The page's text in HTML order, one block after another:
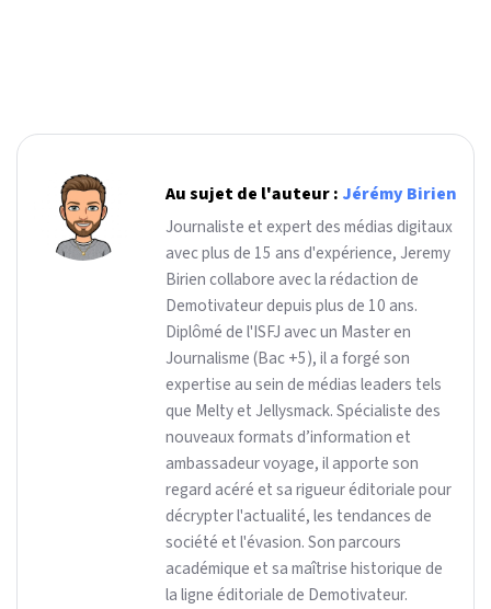
Au sujet de l'auteur : Jérémy Birien
Journaliste et expert des médias digitaux
avec plus de 15 ans d'expérience, Jeremy
Birien collabore avec la rédaction de
Demotivateur depuis plus de 10 ans.
Diplômé de l'ISFJ avec un Master en
Journalisme (Bac +5), il a forgé son
expertise au sein de médias leaders tels
que Melty et Jellysmack. Spécialiste des
nouveaux formats d’information et
ambassadeur voyage, il apporte son
regard acéré et sa rigueur éditoriale pour
décrypter l'actualité, les tendances de
société et l'évasion. Son parcours
académique et sa maîtrise historique de
la ligne éditoriale de Demotivateur.